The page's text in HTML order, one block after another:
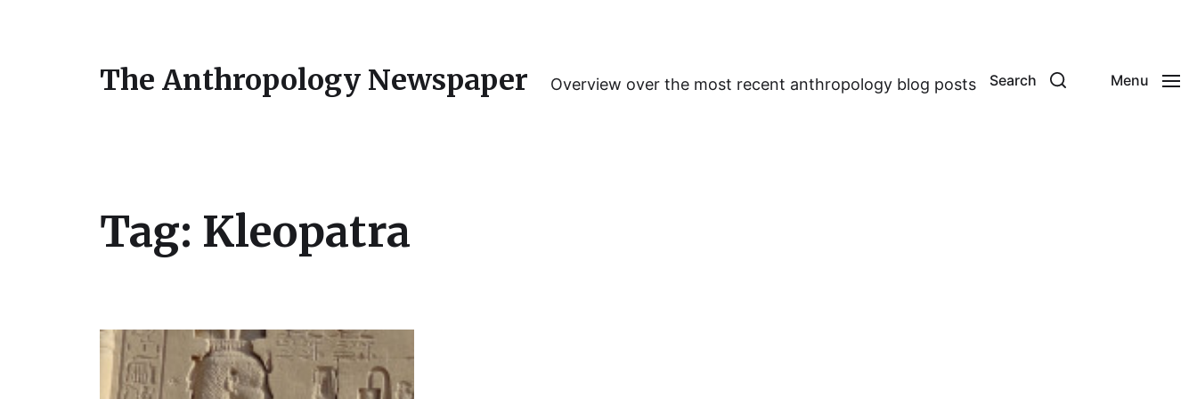
The Anthropology Newspaper Overview over the most recent anthropology blog posts Search Menu
Tag: Kleopatra